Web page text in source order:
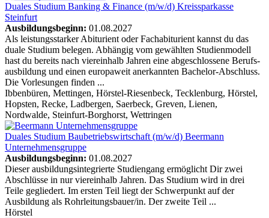
Duales Studium Banking & Finance (m/w/d) Kreissparkasse
Steinfurt
Ausbildungsbeginn: 01.08.2027
Als leistungsstarker Abiturient oder Fachabiturient kannst du das
duale Studium belegen. Abhängig vom gewählten Studien­modell
hast du bereits nach viereinhalb Jahren eine abgeschlossene Berufs­
ausbildung und einen europaweit anerkannten Bachelor-Abschluss.
Die Vorlesungen finden ...
Ibbenbüren, Mettingen, Hörstel-Riesenbeck, Tecklenburg, Hörstel,
Hopsten, Recke, Ladbergen, Saerbeck, Greven, Lienen,
Nordwalde, Steinfurt-Borghorst, Wettringen
Duales Studium Baubetriebswirtschaft (m/w/d) Beermann
Unternehmensgruppe
Ausbildungsbeginn: 01.08.2027
Dieser ausbildungsintegrierte Studiengang ermöglicht Dir zwei
Abschlüsse in nur viereinhalb Jahren. Das Studium wird in drei
Teile gegliedert. Im ersten Teil liegt der Schwerpunkt auf der
Ausbildung als Rohrleitungsbauer/in. Der zweite Teil ...
Hörstel